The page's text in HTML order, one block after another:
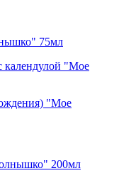
75мл
календулой "Мое
"Мое
200мл